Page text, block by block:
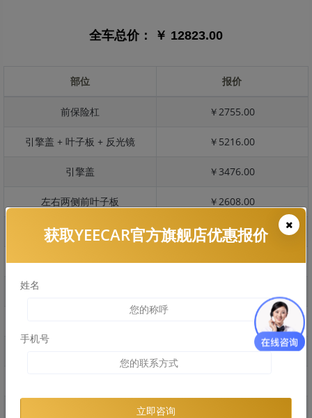
全车总价： ￥ 12823.00
部位 报价
前保险杠 ￥2755.00
引擎盖 + 叶子板 + 反光镜 ￥5216.00
引擎盖 ￥3476.00
左右两侧前叶子板 ￥2608.00
反光镜 ￥521.00
后保险杠 ￥1988.00
￥1259.00
￥2134.00
获取YEECAR官方旗舰店优惠报价
姓名
手机号
立即咨询